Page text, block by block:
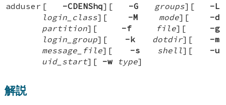
adduser [ -CDENShq][ -G groups][ -L
login_class][ -M mode][ -d
partition][ -f file][ -g
login_group][ -k dotdir][ -m
message_file][ -s shell][ -u
uid_start][ -w type]
解説